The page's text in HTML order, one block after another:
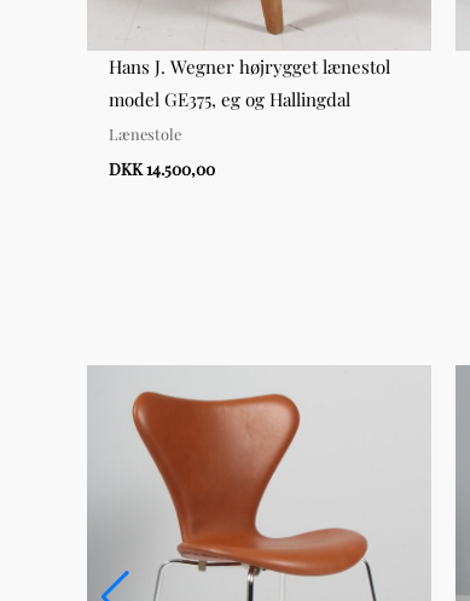
Hans J. Wegner højrygget lænestol
model GE375, eg og Hallingdal
Lænestole
DKK 14.500,00